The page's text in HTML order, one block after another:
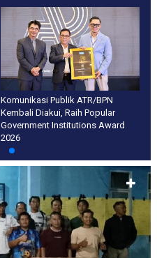
Komunikasi Publik ATR/BPN
Kembali Diakui, Raih Popular
Government Institutions Award
2026